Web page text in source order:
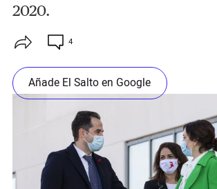
2020.
4
Añade El Salto en Google